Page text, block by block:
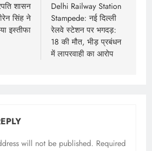
शासन
सिंह ने
इस्तीफा
Delhi Railway Station
Stampede: नई दिल्ली
रेलवे स्टेशन पर भगदड़:
18 की मौत, भीड़ प्रबंधन
में लापरवाही का आरोप
will not be published. Required